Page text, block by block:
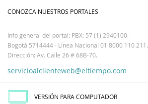
CONOZCA NUESTROS PORTALES
Info general del portal: PBX: 57 (1) 2940100.
Bogotá 5714444 - Línea Nacional 01 8000 110 211.
Dirección: Av. Calle 26 # 68B-70.
servicioalclienteweb@eltiempo.com
VERSIÓN PARA COMPUTADOR